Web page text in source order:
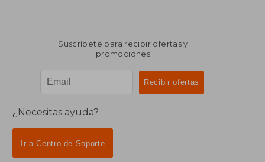
Suscríbete para recibir ofertas y
promociones
¿Necesitas ayuda?
Ir a Centro de Soporte